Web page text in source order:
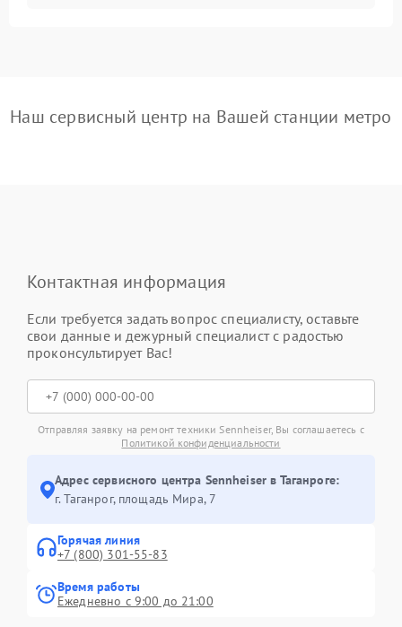
Наш сервисный центр на Вашей станции метро
Контактная информация
Если требуется задать вопрос специалисту, оставьте
свои данные и дежурный специалист с радостью
проконсультирует Вас!
Отправляя заявку на ремонт техники Sennheiser, Вы соглашаетесь с
Политикой конфиденциальности
Адрес сервисного центра Sennheiser в Таганроге:
г. Таганрог, площадь Мира, 7
Горячая линия
+7 (800) 301-55-83
Время работы
Ежедневно с 9:00 до 21:00